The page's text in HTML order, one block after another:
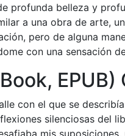
profunda belleza y
a una obra de arte,
pero de alguna
con una sensación
con el que se
silenciosas del